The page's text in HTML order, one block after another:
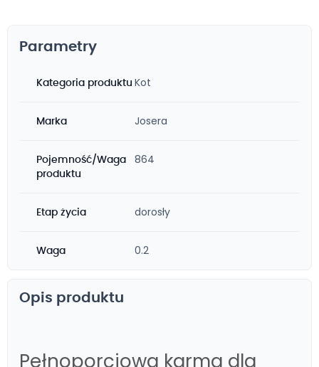
Parametry
Kategoria produktu Kot
Marka Josera
Pojemność/Waga
produktu
864
Etap życia dorosły
Waga 0.2
Opis produktu
Pełnoporcjowa karma dla